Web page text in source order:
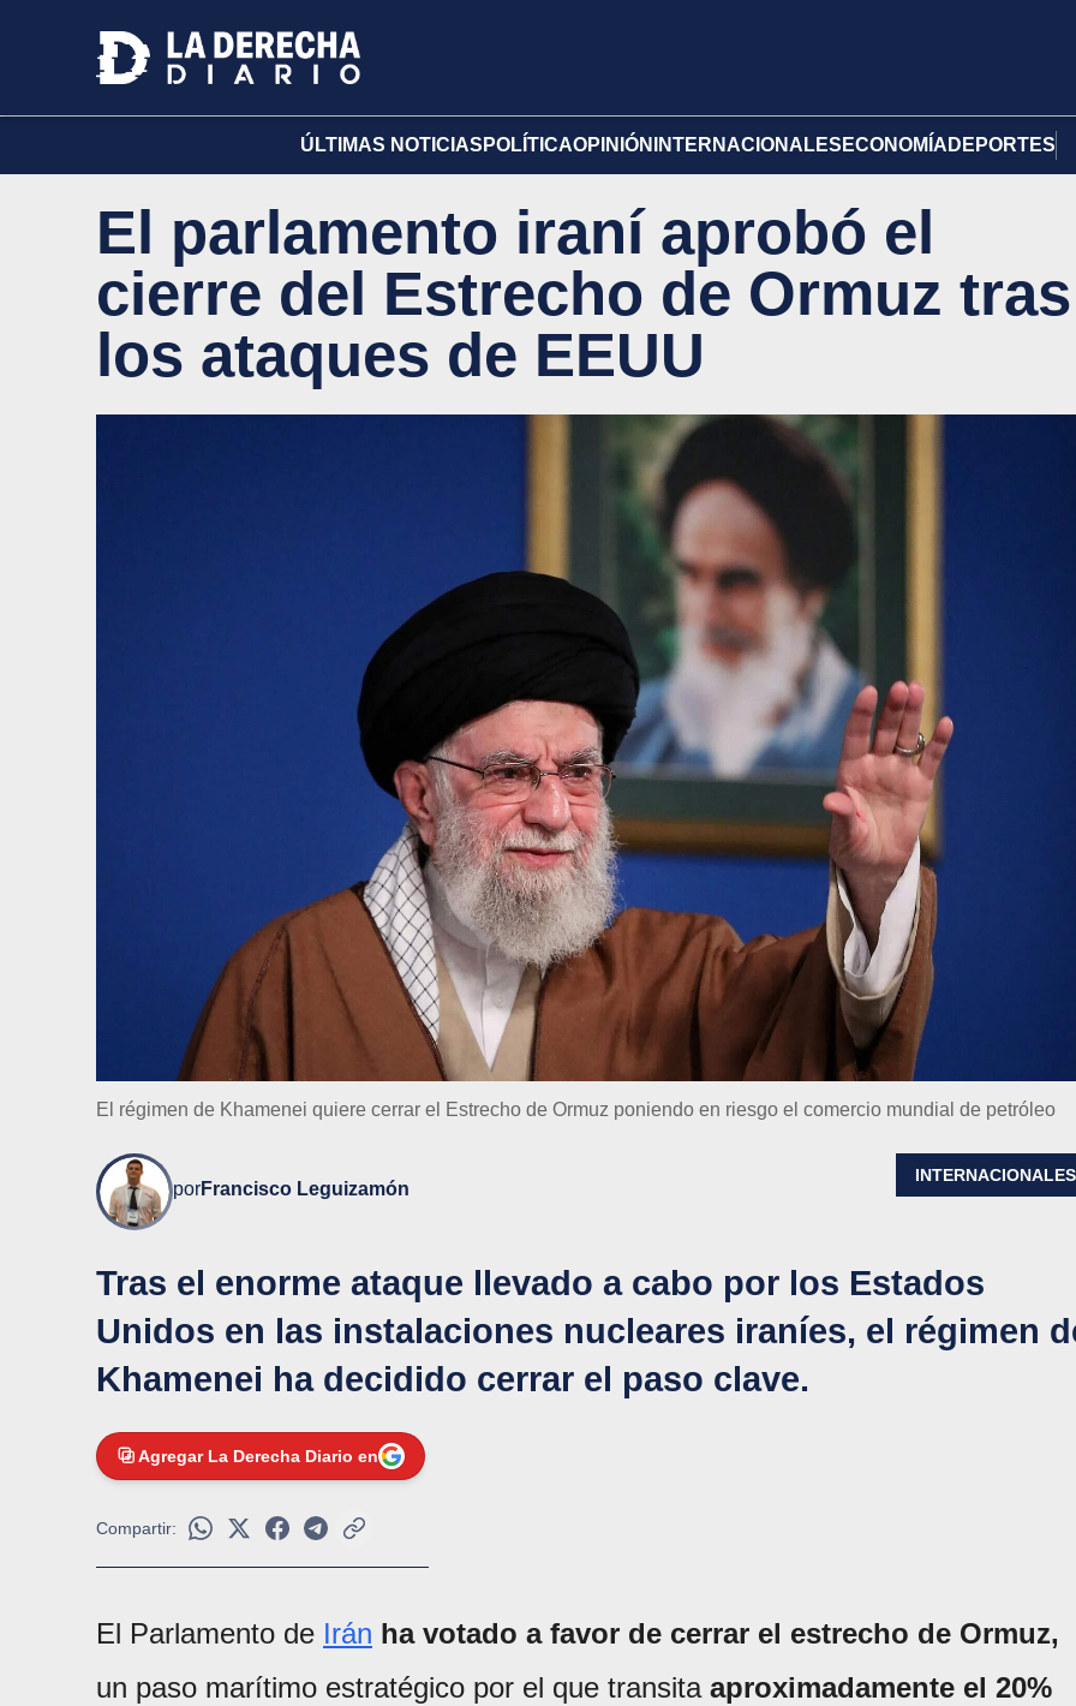
ÚLTIMAS NOTICIAS POLÍTICAOPINIÓN INTERNACIONALES ECONOMÍA DEPORTES
El parlamento iraní aprobó el
cierre del Estrecho de Ormuz tras
los ataques de EEUU
El régimen de Khamenei quiere cerrar el Estrecho de Ormuz poniendo en riesgo el comercio mundial de petróleo
porFrancisco Leguizamón
INTERNACIONALES
Tras el enorme ataque llevado a cabo por los Estados
Unidos en las instalaciones nucleares iraníes, el régimen
Khamenei ha decidido cerrar el paso clave.
Agregar La Derecha Diario en
Compartir:
El Parlamento de Irán ha votado a favor de cerrar el estrecho de Ormuz,
un paso marítimo estratégico por el que transita aproximadamente el 20%